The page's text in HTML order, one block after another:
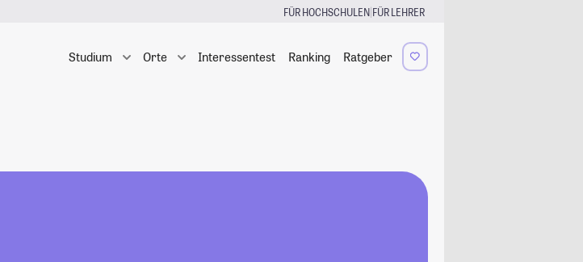
FÜR HOCHSCHULEN|FÜR LEHRER
Studium Orte Interessentest Ranking Ratgeber